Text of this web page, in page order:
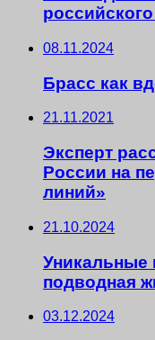
08.11.2024
Брасс как
21.11.2021
Эксперт
России на
линий»
21.10.2024
Уникальные
подводная
03.12.2024